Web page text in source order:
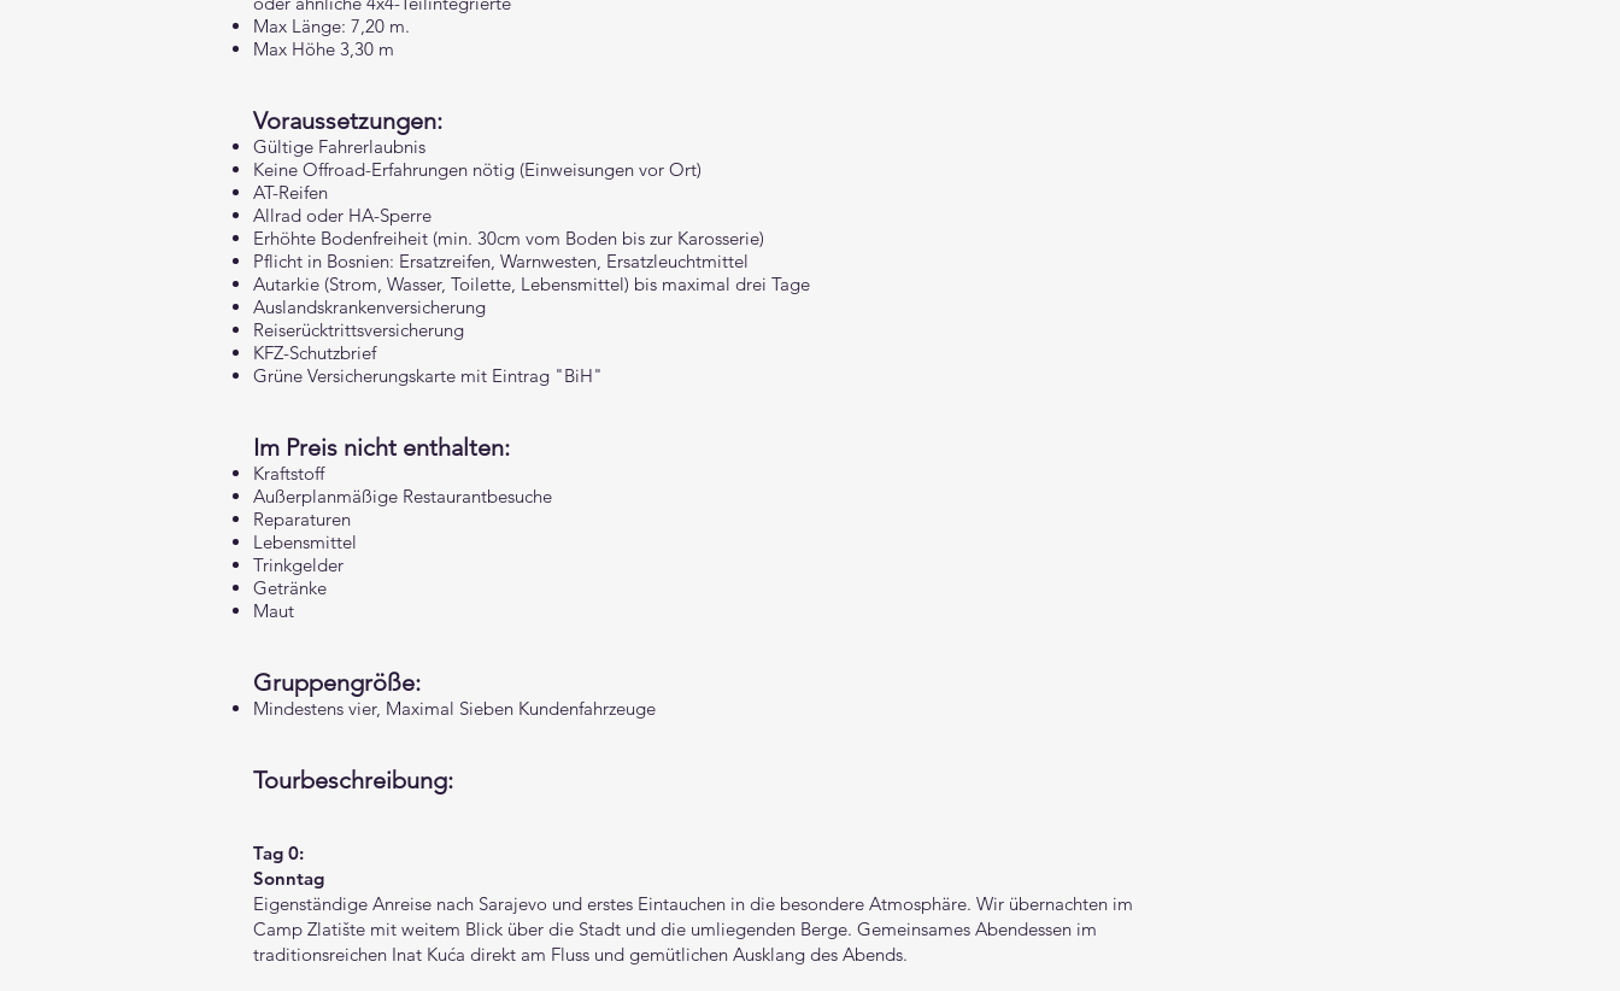
Max Länge: 7,20 m.
Max Höhe 3,30 m
Voraussetzungen:
Gültige Fahrerlaubnis​
Keine Offroad-Erfahrungen nötig (Einweisungen vor Ort)
AT-Reifen
Allrad oder HA-Sperre
Erhöhte Bodenfreiheit (min. 30cm vom Boden bis zur Karosserie)
Pflicht in Bosnien: Ersatzreifen, Warnwesten, Ersatzleuchtmittel​
Autarkie (Strom, Wasser, Toilette, Lebensmittel) bis maximal drei Tage
Auslandskrankenversicherung
Reiserücktrittsversicherung
KFZ-Schutzbrief
Grüne Versicherungskarte mit Eintrag "BiH"
Im Preis nicht enthalten:
Kraftstoff
Außerplanmäßige Restaurantbesuche
Reparaturen
Lebensmittel
Trinkgelder
Getränke
Maut
Gruppengröße:
Mindestens vier, Maximal Sieben Kundenfahrzeuge
​Tourbeschreibung:
Tag 0:
Sonntag
Eigenständige Anreise nach Sarajevo und erstes Eintauchen in die besondere Atmosphäre. Wir übernachten im
Camp Zlatište mit weitem Blick über die Stadt und die umliegenden Berge. Gemeinsames Abendessen im
traditionsreichen Inat Kuća direkt am Fluss und gemütlichen Ausklang des Abends.